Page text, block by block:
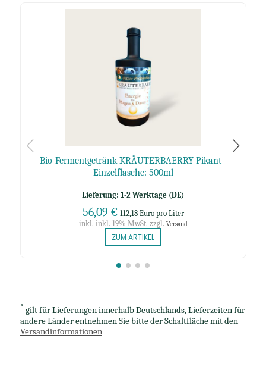
Bio-Fermentgetränk KRÄUTERBAERRY Pikant -
Einzelflasche: 500ml
Lieferung: 1-2 Werktage (DE)
56,09 € 112,18 Euro pro Liter
inkl. inkl. 19% MwSt. zzgl. Versand
ZUM ARTIKEL
* gilt für Lieferungen innerhalb Deutschlands, Lieferzeiten für
andere Länder entnehmen Sie bitte der Schaltfläche mit den
Versandinformationen